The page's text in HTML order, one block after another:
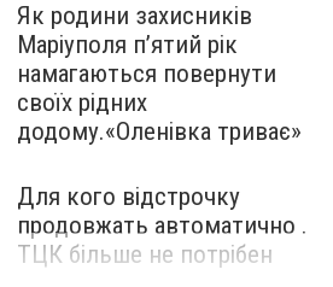
Як родини захисників
Маріуполя пʼятий рік
намагаються повернути
своїх рідних
додому.«Оленівка триває»
Для кого відстрочку
продовжать автоматично .
ТЦК більше не потрібен